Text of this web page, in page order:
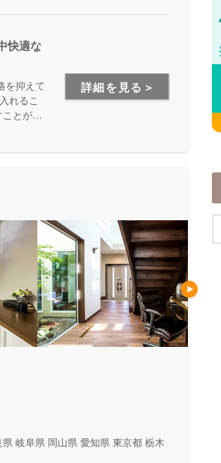
快適な
を抑えて
れるこ
とが出
詳細を見る＞
県 岐阜県 岡山県 愛知県 東京都 栃木